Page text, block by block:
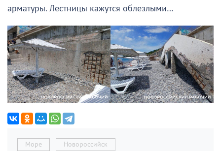
арматуры. Лестницы кажутся облезлыми…
Море Новороссийск